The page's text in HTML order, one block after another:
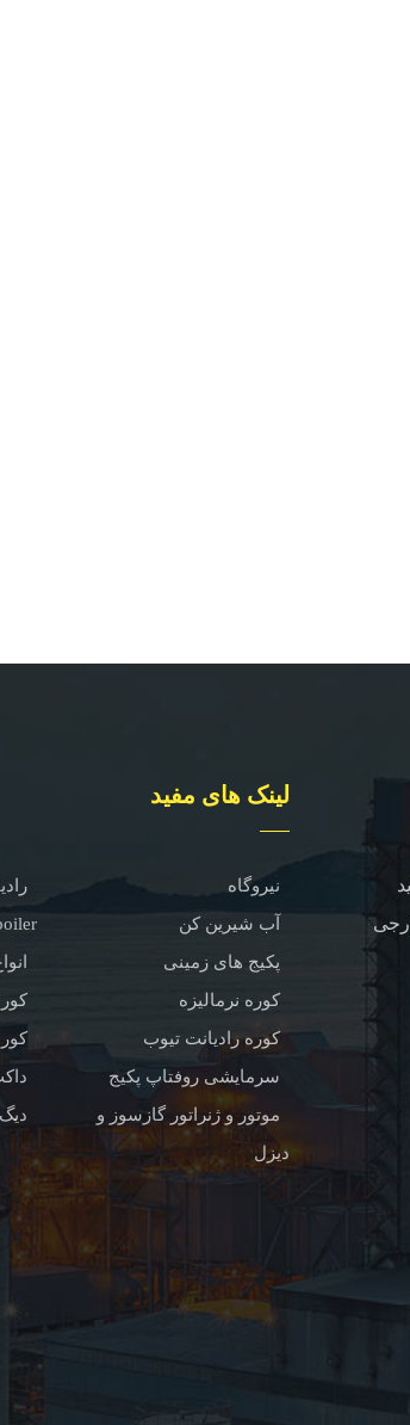
لینک های مفید
نیروگاه
آب شیرین کن
پکیج های زمینی
کوره نرمالیزه
کوره رادیانت تیوب
سرمایشی روفتاپ پکیج
موتور و ژنراتور گازسوز و
دیزل